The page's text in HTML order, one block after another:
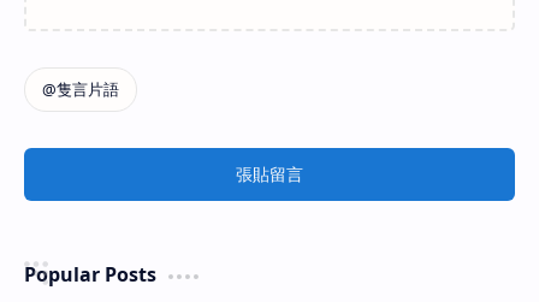
張貼留言
Popular Posts